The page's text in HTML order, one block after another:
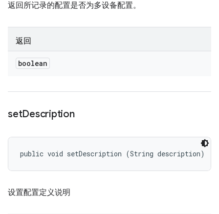
返回所记录的配置是否为多设备配置。
返回
boolean
setDescription
public void setDescription (String description)
设置配置定义说明